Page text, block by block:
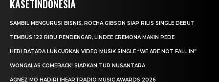
KASETINDONESIA
SAMBIL MENGURUSI BISNIS, ROCHA GIBSON SIAP RILIS SINGLE DEBUT
TEMBUS 122 RIBU PENDENGAR, LINDEE CREMONA MAKIN PEDE
HERI BATARA LUNCURKAN VIDEO MUSIK SINGLE “WE ARE NOT FALL IN”
WONGALAS COMEBACK! SIAPKAN TUR NUSANTARA
AGNEZ MO HADIRI IHEARTRADIO MUSIC AWARDS 2026